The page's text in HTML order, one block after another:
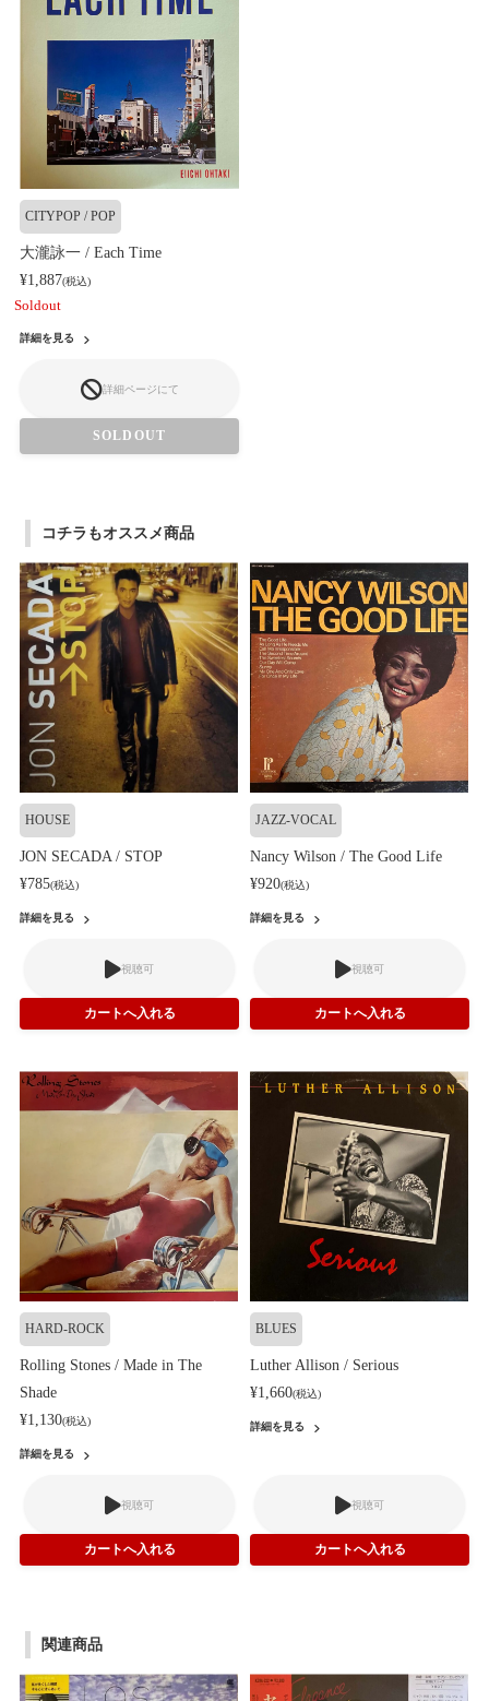
CITYPOP / POP
大瀧詠一 / Each Time
¥1,887(税込)
Soldout
詳細を見る
詳細ページにて
SOLDOUT
コチラもオススメ商品
HOUSE
JON SECADA / STOP
¥785(税込)
詳細を見る
視聴可
JAZZ-VOCAL
Nancy Wilson / The Good Life
¥920(税込)
詳細を見る
視聴可
HARD-ROCK
Rolling Stones / Made in The
Shade
¥1,130(税込)
詳細を見る
視聴可
BLUES
Luther Allison / Serious
¥1,660(税込)
詳細を見る
視聴可
関連商品